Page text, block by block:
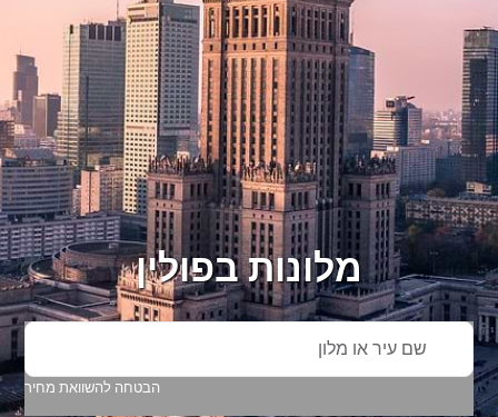
מלונות בפולין
שם עיר או מלון
הבטחה להשוואת מחיר